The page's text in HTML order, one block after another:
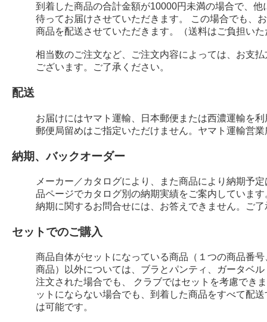
到着した商品の合計金額が10000円未満の場合で、
待ってお届けさせていただきます。 この場合でも、
商品を配送させていただきます。（送料はご負担い
相当数のご注文など、ご注文内容によっては、お支
ございます。ご了承ください。
配送
お届けにはヤマト運輸、日本郵便または西濃運輸を
郵便局留めはご指定いただけません。ヤマト運輸営
納期、バックオーダー
メーカー／カタログにより、また商品により納期予
品ページでカタログ別の納期実績をご案内しています
納期に関するお問合せには、お答えできません。ご
セットでのご購入
商品自体がセットになっている商品（１つの商品番
商品）以外については、ブラとパンティ、ガータベ
注文された場合でも、 クラブではセットを考慮でき
ットにならない場合でも、到着した商品をすべて配
は可能です。